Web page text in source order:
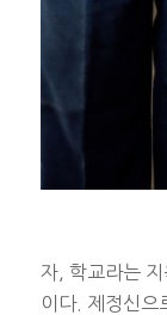
자, 학교라는 지
이다. 제정신으